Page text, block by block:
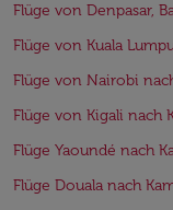
Flüge von Denpasar,
Flüge von Kuala
Flüge von Nairobi
Flüge von Kigali nach
Flüge Yaoundé nach
Flüge Douala nach